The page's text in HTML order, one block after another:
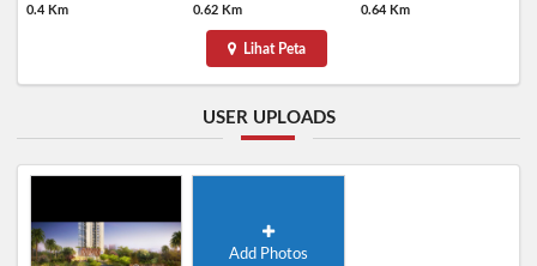
0.4 Km 0.62 Km 0.64 Km
Lihat Peta
USER UPLOADS
Add Photos